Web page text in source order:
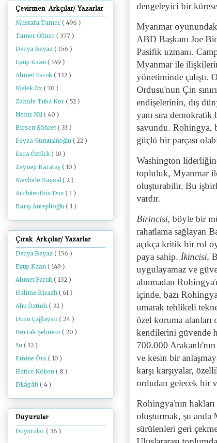
dengeleyici bir
Myanmar
ABD Başkanı Joe
Pasifik uzmanı.
Myanmar ile
yönetiminde çalıştı.
Ordusu'nun Çin
endişelerinin, dış
yanı sıra
savundu. Rohingya,
güçlü bir parçası
Washington
topluluk, Myanmar
oluşturabilir. Bu
vardır.
Birincisi, böyle bir
rahatlama sağlayan
açıkça kritik bir rol
paya sahip. İkincisi,
uygulayamaz ve
alınmadan
içinde, bazı
umarak tehlikeli
özel koruma alanları
kendilerini güvende
700.000
ve kesin bir
karşı karşıyalar,
ordudan gelecek bir
Rohingya'nın
oluşturmak, şu anda
sürülenleri geri
Çevirmen Arkçılar/ Yazarlar
Mustafa Tamer ( 496 )
Tamer Güner ( 377 )
Derya Beyaz ( 156 )
Eyüp Kaan ( 149 )
Ahmet Faruk( 132 )
Melek Öz ( 70 )
Zahide Tuba Kor ( 52 )
Nehir Nil ( 40 )
Birsen Şöhret( 33 )
Feyza Gümüşlüoğlu ( 22 )
Esra Öztürk( 10 )
Zeynep Karataş ( 10 )
Mevlude Baysal ( 2 )
Architeuthis Dux ( 1 )
Barış Anteplioğlu ( 1 )
Çırak Arkçılar/ Yazarlar
Derya Beyaz ( 156 )
Eyüp Kaan ( 149 )
Ahmet Faruk ( 132 )
Halime Kirazlı ( 61 )
Ahu Öztürk ( 32 )
Duru Çağlayan ( 24 )
Berrak Şebnem ( 20 )
Su ( 12 )
Emine Örs ( 10 )
Hatice Köken ( 8 )
Dilâgâh ( 4 )
Duyurular
Duyurular ( 36 )